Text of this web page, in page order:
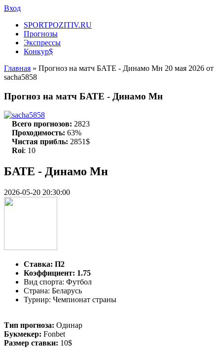
Вход
SPORTPOZITIV.RU
Прогнозы
Экспрессы
Конкур$
Главная » Прогноз на матч БАТЕ - Динамо Мн 20 мая 2026 от
sacha5858
Прогноз на матч БАТЕ - Динамо Мн
sacha5858
Всего прогнозов: 2823
Проходимость: 63%
Чистая прибль: 2851$
Roi: 10
БАТЕ - Динамо Мн
2026-05-20 20:30:00
Ставка: П2
Коэффициент: 1.75
Вид спорта: Футбол
Страна: Беларусь
Турнир: Чемпионат страны
Тип прогноза: Одинар
Букмекер: Fonbet
Размер ставки: 10$